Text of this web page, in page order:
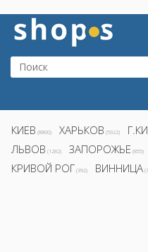
КИЕВ (8800) ХАРЬКОВ (5922)
ЛЬВОВ (1282) ЗАПОРОЖЬЕ (855)
КРИВОЙ РОГ (392) ВИННИЦА